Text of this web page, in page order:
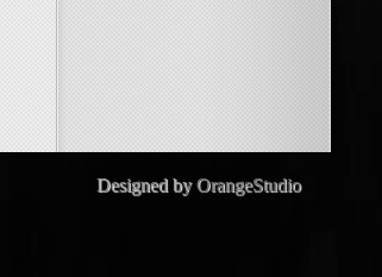
Designed byOrangeStudio